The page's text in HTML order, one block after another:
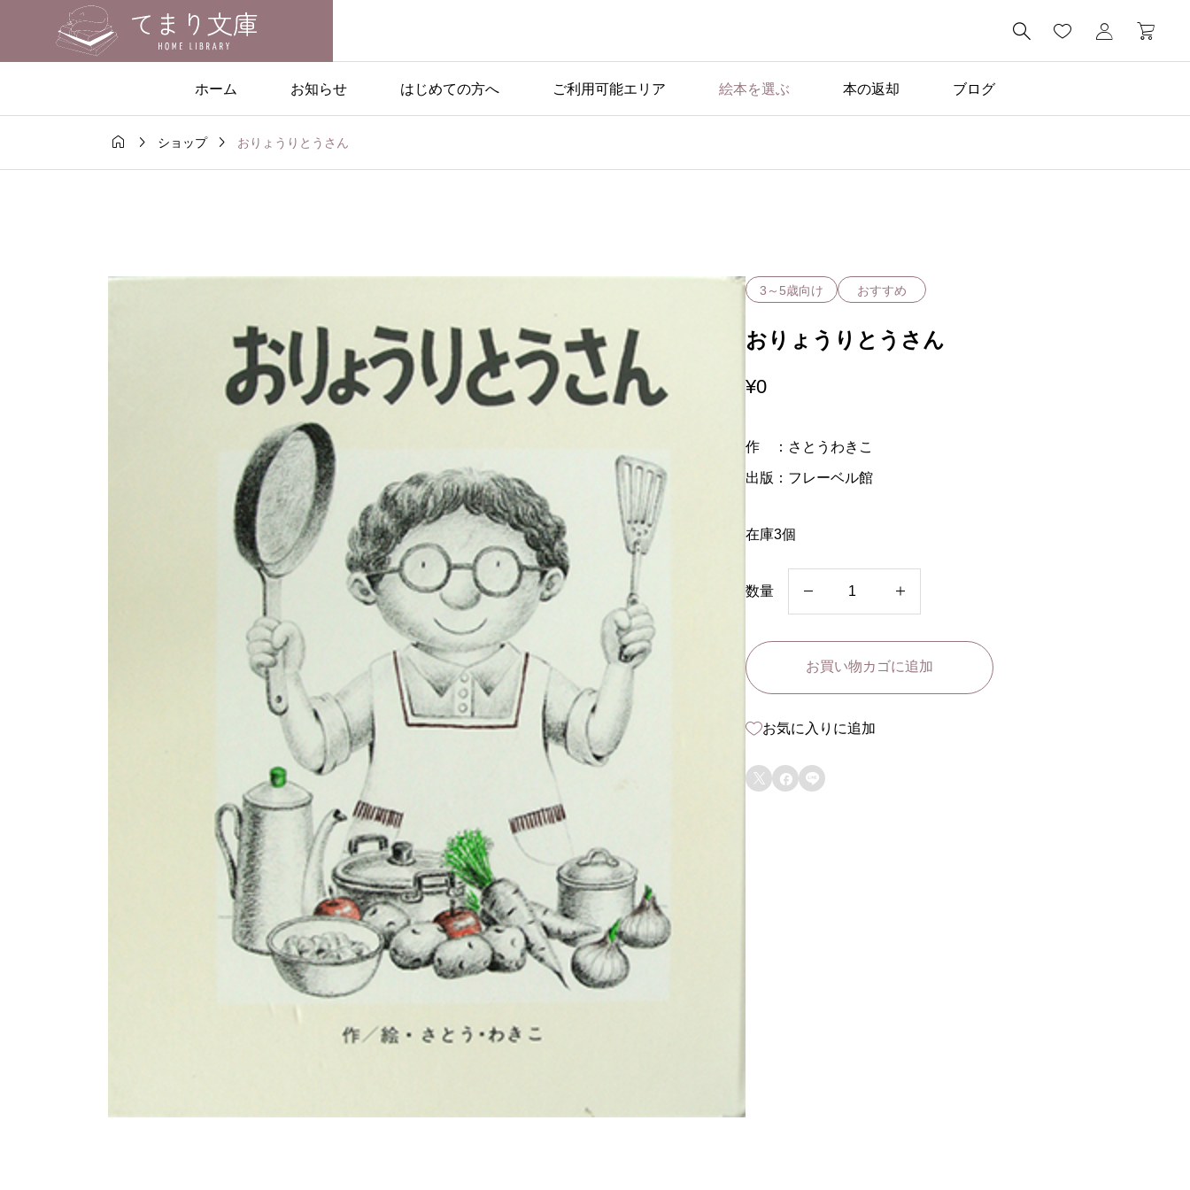

ホーム お知らせ はじめての方へ ご利用可能エリア 絵本を選ぶ 本の返却 ブログ
紹介 おすすめの絵本 おすすめの絵本 おすすめの絵本
  ショップ  おりょうりとうさん
3～5歳向け おすすめ
おりょうりとうさん
¥0
作 ：さとうわきこ
出版：フレーベル館
在庫3個
数量
り
ょ
う
り
と
お買い物カゴに追加
お気に入りに追加
  